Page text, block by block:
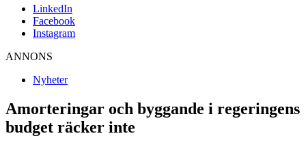
LinkedIn
Facebook
Instagram
ANNONS
Nyheter
Amorteringar och byggande i regeringens
budget räcker inte